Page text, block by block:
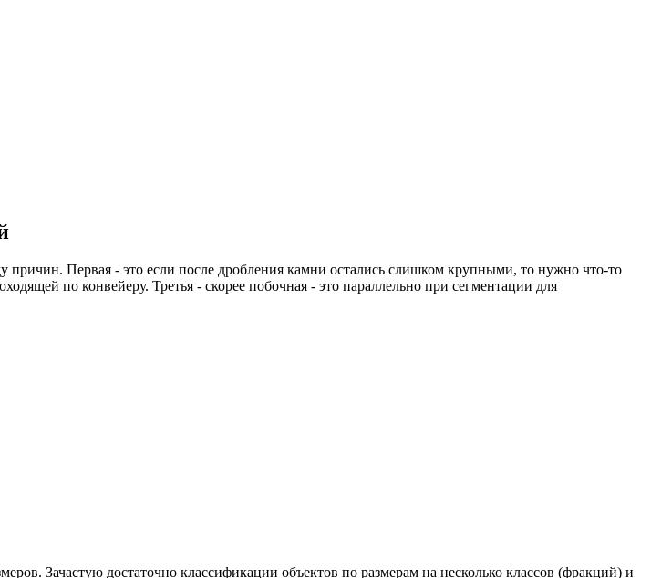
Первая - это если после дробления камни остались слишком крупными, то нужно что-то
по конвейеру. Третья - скорее побочная - это параллельно при сегментации для
Зачастую достаточно классификации объектов по размерам на несколько классов (фракций) и